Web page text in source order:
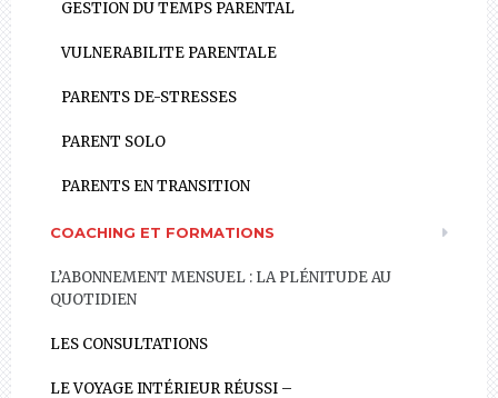
GESTION DU TEMPS PARENTAL
VULNERABILITE PARENTALE
PARENTS DE-STRESSES
PARENT SOLO
PARENTS EN TRANSITION
COACHING ET FORMATIONS
L’ABONNEMENT MENSUEL : LA PLÉNITUDE AU
QUOTIDIEN
LES CONSULTATIONS
LE VOYAGE INTÉRIEUR RÉUSSI –